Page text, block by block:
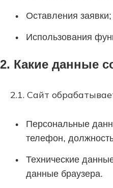
Оставления заявки;
Использования
2. Какие данные
2.1. Сайт
Персональные
телефон,
Технические
данные браузера.